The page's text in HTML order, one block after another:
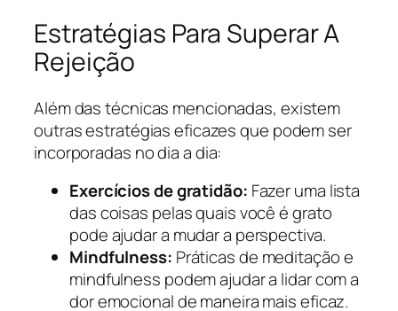
Estratégias Para Superar A
Rejeição
Além das técnicas mencionadas, existem
outras estratégias eficazes que podem ser
incorporadas no dia a dia:
Exercícios de gratidão: Fazer uma lista
das coisas pelas quais você é grato
pode ajudar a mudar a perspectiva.
Mindfulness: Práticas de meditação e
mindfulness podem ajudar a lidar com a
dor emocional de maneira mais eficaz.